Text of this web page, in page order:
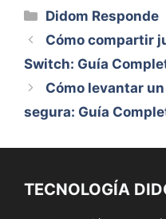
Categorías
Didom Responde
Cómo compartir
Switch: Guía
Cómo levantar
segura: Guía
TECNOLOGÍA